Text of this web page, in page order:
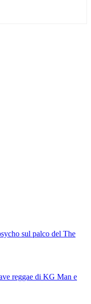
sul palco del The
reggae di KG Man e